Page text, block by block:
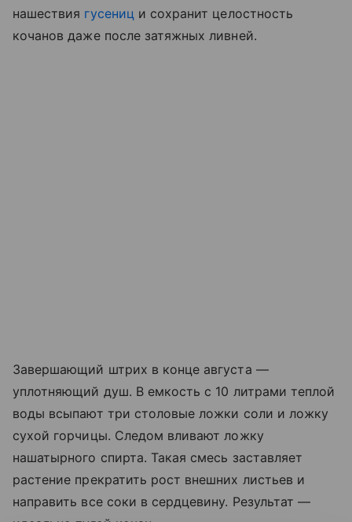
нашествия гусениц и сохранит целостность
кочанов даже после затяжных ливней.
Завершающий штрих в конце августа —
уплотняющий душ. В емкость с 10 литрами теплой
воды всыпают три столовые ложки соли и ложку
сухой горчицы. Следом вливают ложку
нашатырного спирта. Такая смесь заставляет
растение прекратить рост внешних листьев и
направить все соки в сердцевину. Результат —